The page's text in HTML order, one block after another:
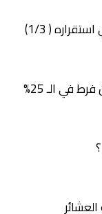
( 1/3)
قانون الملكية العقارية .. من فرط في الـ 25%